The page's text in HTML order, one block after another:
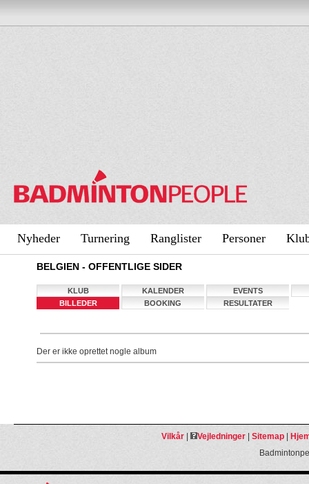
Nyheder Turnering Ranglister Personer
BELGIEN - OFFENTLIGE SIDER
KLUB KALENDER
EVENTS
BILLEDER
BOOKING RESULTATER
Der er ikke oprettet nogle album
Vilkår| Vejledninger| Sitemap|